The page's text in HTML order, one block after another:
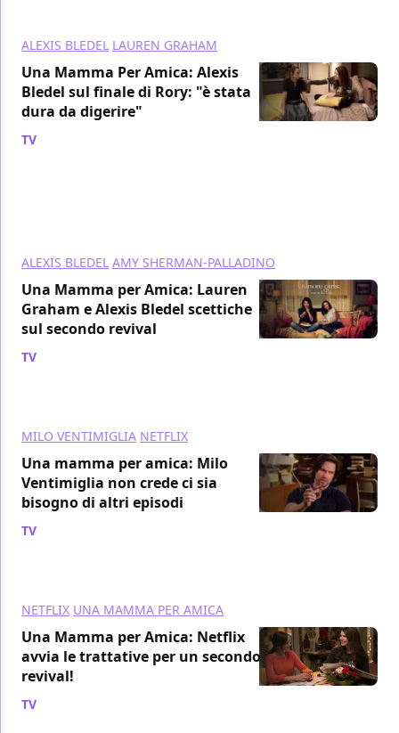
ALEXIS BLEDEL LAUREN GRAHAM
Una Mamma Per Amica: Alexis
Bledel sul finale di Rory: "è stata
dura da digerire"
TV
ALEXIS BLEDEL AMY SHERMAN-PALLADINO
Una Mamma per Amica: Lauren
Graham e Alexis Bledel scettiche
sul secondo revival
TV
MILO VENTIMIGLIA NETFLIX
Una mamma per amica: Milo
Ventimiglia non crede ci sia
bisogno di altri episodi
TV
NETFLIX UNA MAMMA PER AMICA
Una Mamma per Amica: Netflix
avvia le trattative per un secondo
revival!
TV